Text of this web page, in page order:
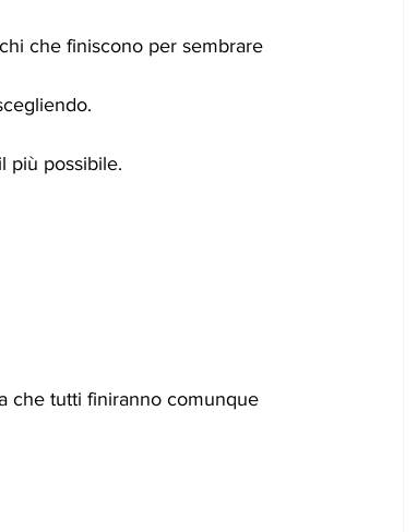
che finiscono per sembrare
più possibile.
che tutti finiranno comunque